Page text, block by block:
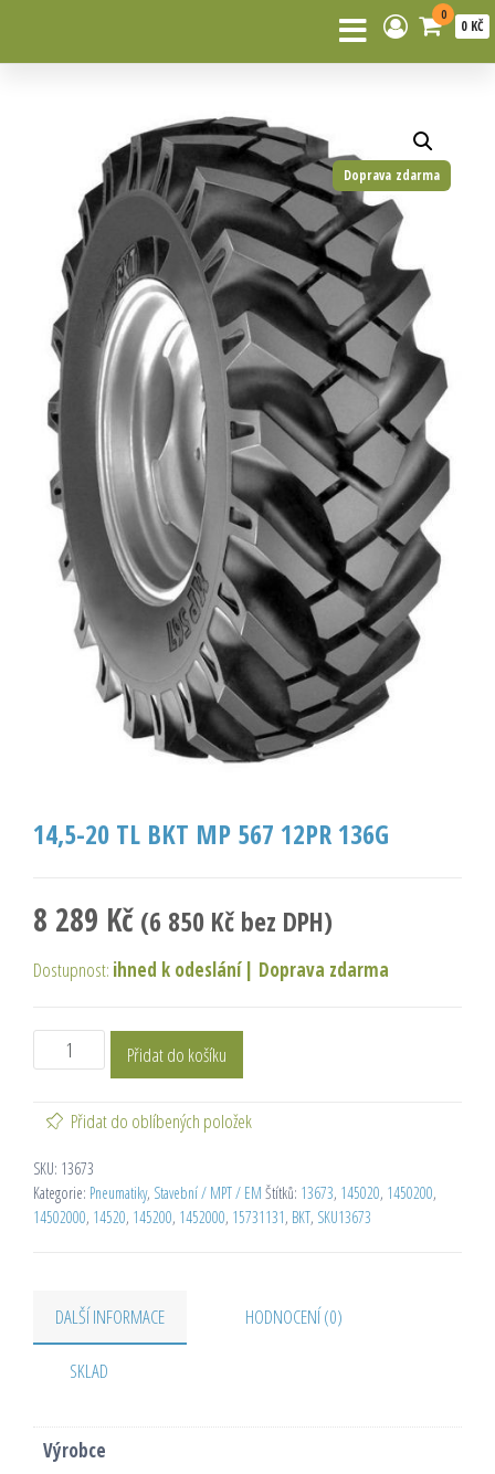
0
0 KČ
Doprava zdarma
14,5-20 TL BKT MP 567 12PR 136G
8 289 Kč (6 850 Kč bez DPH)
Dostupnost: ihned k odeslání | Doprava zdarma
Přidat do košíku
Přidat do oblíbených položek
SKU: 13673
Kategorie: Pneumatiky, Stavební / MPT / EM Štítků: 13673, 145020, 1450200,
14502000, 14520, 145200, 1452000, 15731131, BKT, SKU13673
DALŠÍ INFORMACE HODNOCENÍ (0)
SKLAD
Výrobce